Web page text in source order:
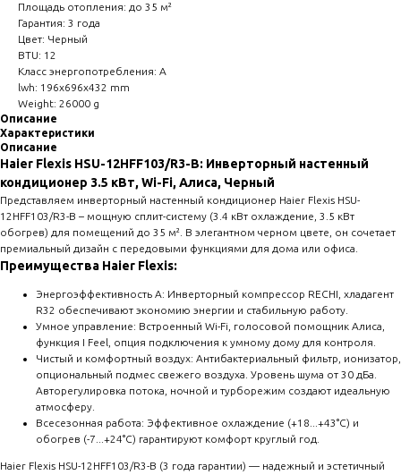
Площадь отопления: до 35 м²
Гарантия: 3 года
Цвет: Черный
BTU: 12
Класс энергопотребления: A
lwh: 196x696x432 mm
Weight: 26000 g
Описание
Характеристики
Описание
Haier Flexis HSU-12HFF103/R3-B: Инверторный настенный
кондиционер 3.5 кВт, Wi-Fi, Алиса, Черный
Представляем инверторный настенный кондиционер Haier Flexis HSU-
12HFF103/R3-B – мощную сплит-систему (3.4 кВт охлаждение, 3.5 кВт
обогрев) для помещений до 35 м². В элегантном черном цвете, он сочетает
премиальный дизайн с передовыми функциями для дома или офиса.
Преимущества Haier Flexis:
Энергоэффективность А: Инверторный компрессор RECHI, хладагент
R32 обеспечивают экономию энергии и стабильную работу.
Умное управление: Встроенный Wi-Fi, голосовой помощник Алиса,
функция I Feel, опция подключения к умному дому для контроля.
Чистый и комфортный воздух: Антибактериальный фильтр, ионизатор,
опциональный подмес свежего воздуха. Уровень шума от 30 дБа.
Авторегулировка потока, ночной и турборежим создают идеальную
атмосферу.
Всесезонная работа: Эффективное охлаждение (+18...+43°C) и
обогрев (-7...+24°C) гарантируют комфорт круглый год.
Haier Flexis HSU-12HFF103/R3-B (3 года гарантии) — надежный и эстетичный